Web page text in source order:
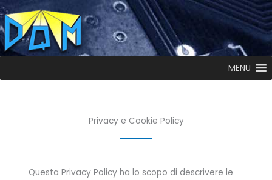
MENU
Privacy e Cookie Policy
Questa Privacy Policy ha lo scopo di descrivere le